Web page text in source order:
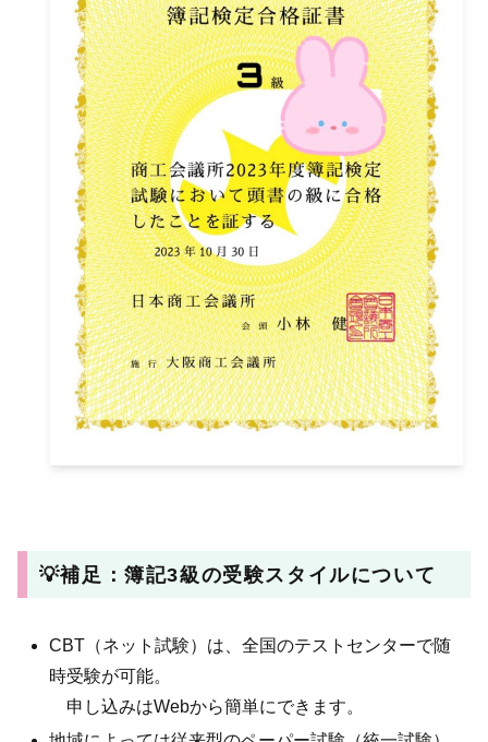
💡補足：簿記3級の受験スタイルについて
CBT（ネット試験）は、全国のテストセンターで随
時受験が可能。
申し込みはWebから簡単にできます。